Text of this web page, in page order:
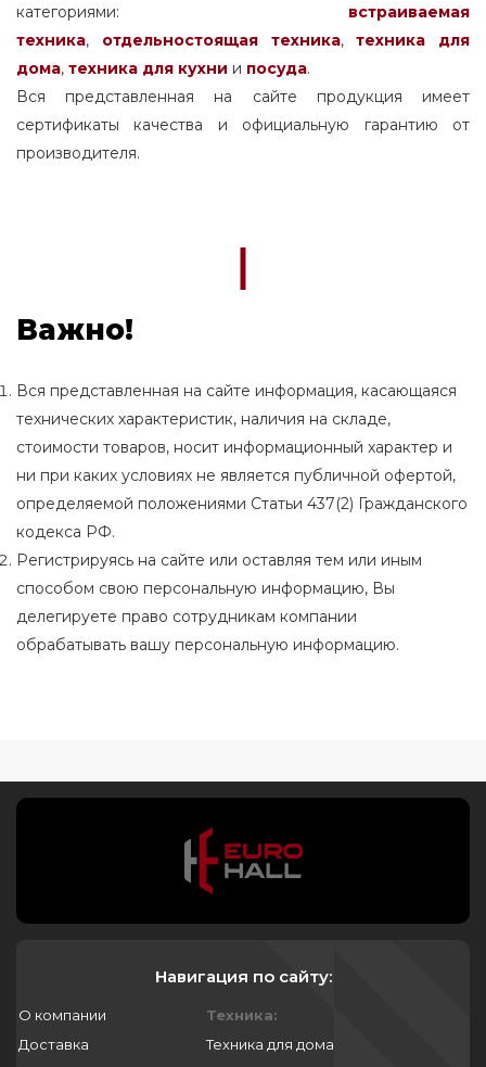
категориями: встраиваемая
техника, отдельностоящаятехника,
техника для
дома, техника для кухни и посуда.
Вся представленная на сайте продукция имеет
сертификаты качества и официальную гарантию от
производителя.
Важно!
Вся представленная на сайте информация, касающаяся
технических характеристик, наличия на складе,
стоимости товаров, носит информационный характер и
ни при каких условиях не является публичной офертой,
определяемой положениями Статьи 437(2) Гражданского
кодекса РФ.
Регистрируясь на сайте или оставляя тем или иным
способом свою персональную информацию, Вы
делегируете право сотрудникам компании
обрабатывать вашу персональную информацию.
Навигация по сайту:
О компании
Доставка
Техника:
Техника для дома